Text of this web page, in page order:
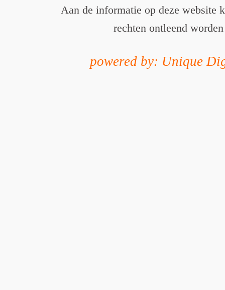
Aan de informatie op deze website
rechten ontleend worden
powered by: Unique